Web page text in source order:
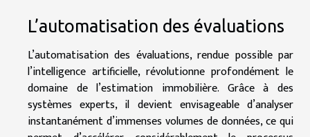
L’automatisation des évaluations
L’automatisation des évaluations, rendue possible par
l’intelligence artificielle, révolutionne profondément le
domaine de l’estimation immobilière. Grâce à des
systèmes experts, il devient envisageable d’analyser
instantanément d’immenses volumes de données, ce qui